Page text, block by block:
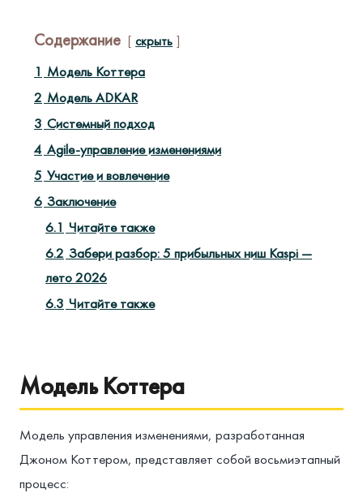
Содержание скрыть
1 Модель Коттера
2 Модель ADKAR
3 Системный подход
4 Agile-управление изменениями
5 Участие и вовлечение
6 Заключение
6.1 Читайте также
6.2 Забери разбор: 5 прибыльных ниш Kaspi —
лето 2026
6.3 Читайте также
Модель Коттера
Модель управления изменениями, разработанная
Джоном Коттером, представляет собой восьмиэтапный
процесс: